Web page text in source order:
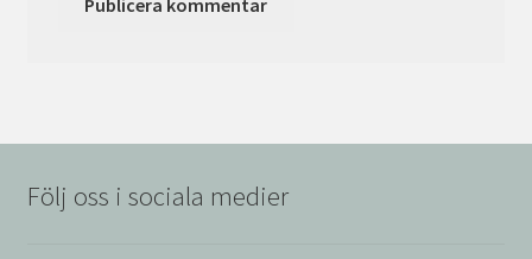
Följ oss i sociala medier